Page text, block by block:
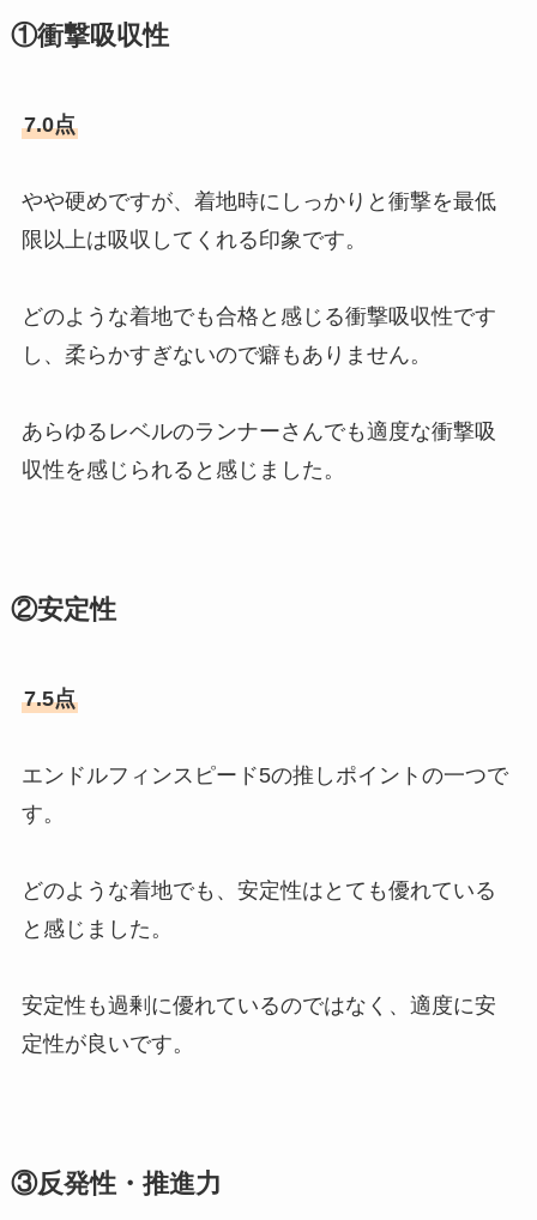
①衝撃吸収性
7.0点
やや硬めですが、着地時にしっかりと衝撃を最低
限以上は吸収してくれる印象です。
どのような着地でも合格と感じる衝撃吸収性です
し、柔らかすぎないので癖もありません。
あらゆるレベルのランナーさんでも適度な衝撃吸
収性を感じられると感じました。
②安定性
7.5点
エンドルフィンスピード5の推しポイントの一つで
す。
どのような着地でも、安定性はとても優れている
と感じました。
安定性も過剰に優れているのではなく、適度に安
定性が良いです。
③反発性・推進力